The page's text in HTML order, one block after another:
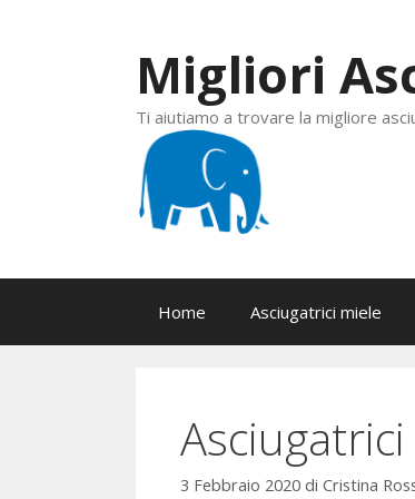
Migliori
Ti aiutiamo a trovare la migliore
Home Asciugatrici miele
3 Febbraio 2020 di Cristina